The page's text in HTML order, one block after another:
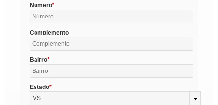
Número
Complemento
Bairro
Estado
MS